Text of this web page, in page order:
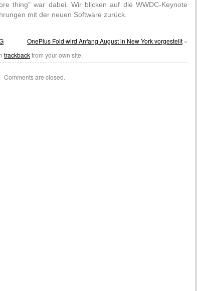
thing" war dabei. Wir blicken auf die WWDC-Keynote
mit der neuen Soft­ware zurück.
OnePlus Fold wird Anfang August in New York vorgestellt »
trackbackfrom your own site.
Comments are closed.